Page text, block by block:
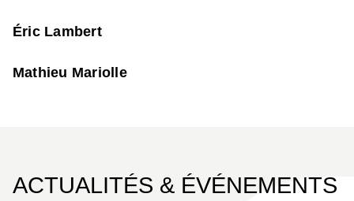
Éric Lambert
Mathieu Mariolle
ACTUALITÉS & ÉVÉNEMENTS